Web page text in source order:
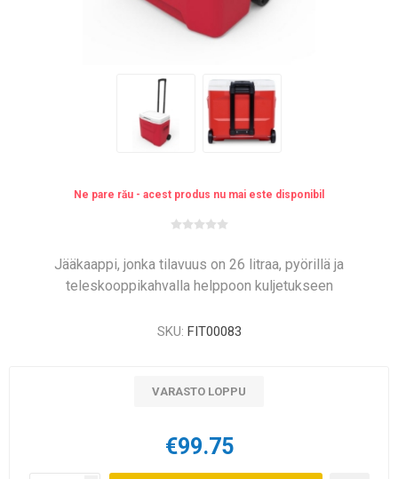
Ne pare rău - acest produs nu mai este disponibil
Jääkaappi, jonka tilavuus on 26 litraa, pyörillä ja
teleskooppikahvalla helppoon kuljetukseen
SKU: FIT00083
VARASTO LOPPU
€99.75